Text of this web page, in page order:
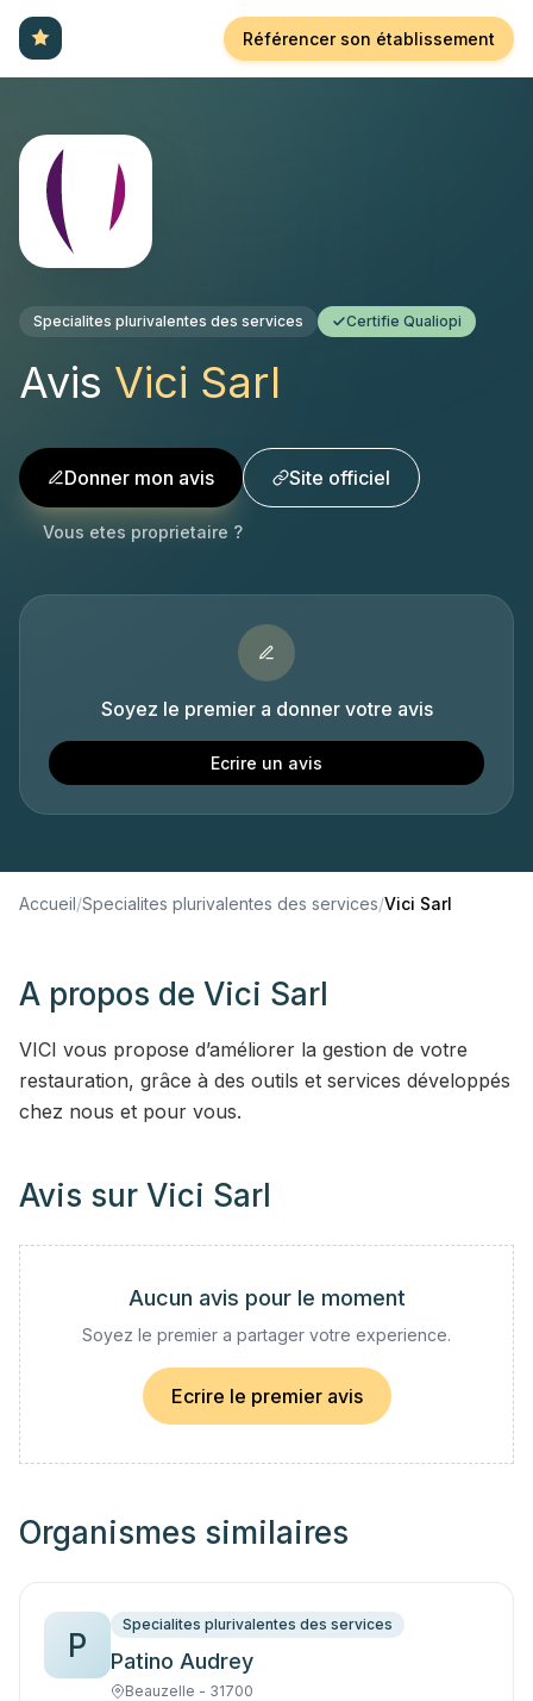
Référencer son établissement
Specialites plurivalentes des services Certifie Qualiopi
Avis Vici Sarl
Donner mon avis Site officiel
Vous etes proprietaire ?
Soyez le premier a donner votre avis
Ecrire un avis
Accueil/Specialites plurivalentes des services/Vici Sarl
A propos de Vici Sarl
VICI vous propose d’améliorer la gestion de votre
restauration, grâce à des outils et services développés
chez nous et pour vous.
Avis sur Vici Sarl
Aucun avis pour le moment
Soyez le premier a partager votre experience.
Ecrire le premier avis
Organismes similaires
P
Specialites plurivalentes des services
Patino Audrey
Beauzelle - 31700